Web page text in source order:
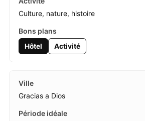
Culture, nature, histoire
Hôtel Activité
Gracias a Dios